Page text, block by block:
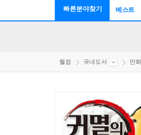
빠른분야찾기 베스트
웰컴 국내도서 만